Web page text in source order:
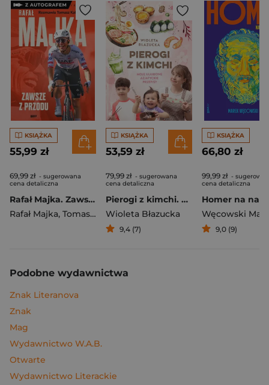
KSIĄŻKA
55,99 zł
69,99 zł - sugerowana
cena detaliczna
Rafał Majka. Zawsze z przodu. Rozmawia Tomasz Kalemba - książka z autografem
Rafał Majka, Tomasz Kalemba
KSIĄŻKA
53,59 zł
79,99 zł - sugerowana
cena detaliczna
Pierogi z kimchi. Moje ulubione azjatyckie przepisy
Wioleta Błazucka
9,4 (7)
KSIĄŻKA
66,80 zł
99,99 zł -
cena detaliczna
Węcowski
9,0 (9)
Podobne wydawnictwa
Znak Literanova
Znak
Mag
Wydawnictwo W.A.B.
Otwarte
Wydawnictwo Literackie